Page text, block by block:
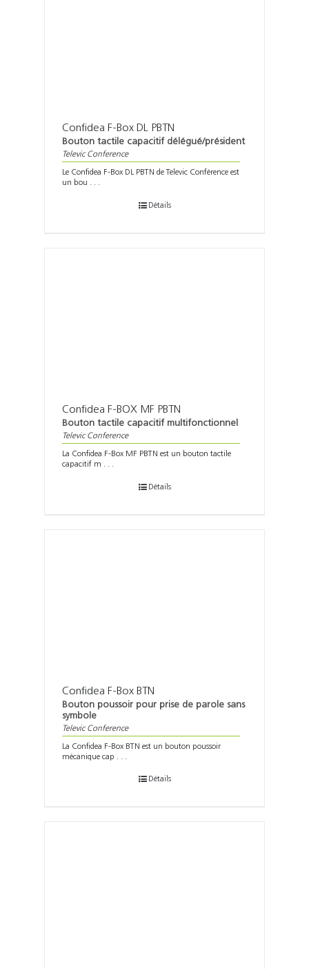
Confidea F-Box DL PBTN
Bouton tactile capacitif délégué/président
Televic Conference
Le Confidea F-Box DL PBTN de Televic Conférence est
un bou . . .
Détails
Confidea F-BOX MF PBTN
Bouton tactile capacitif multifonctionnel
Televic Conference
La Confidea F-Box MF PBTN est un bouton tactile
capacitif m . . .
Détails
Confidea F-Box BTN
Bouton poussoir pour prise de parole sans
symbole
Televic Conference
La Confidea F-Box BTN est un bouton poussoir
mécanique cap . . .
Détails